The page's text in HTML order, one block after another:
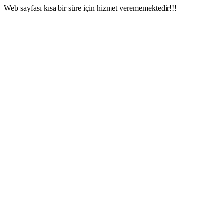
Web sayfası kısa bir süre için hizmet verememektedir!!!